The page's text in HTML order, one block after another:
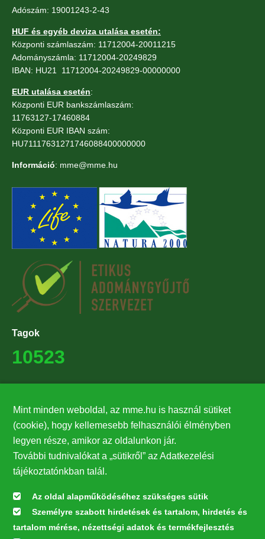
Adószám: 19001243-2-43
HUF és egyéb deviza utalása esetén:
Központi számlaszám: 11712004-20011215
Adományszámla: 11712004-20249829
IBAN: HU21 11712004-20249829-00000000
EUR utalása esetén:
Központi EUR bankszámlaszám:
11763127-17460884
Központi EUR IBAN szám:
HU71117631271746088400000000
Információ: mme@mme.hu
Tagok
10523
27224
Hírlevél feliratkozás
Értesüljön elsőként legfrissebb híreinkről, eseményeinkről!
Feliratkozás
Mint minden weboldal, az mme.hu is használ sütiket
(cookie), hogy kellemesebb felhasználói élményben
legyen része, amikor az oldalunkon jár.
További tudnivalókat a „sütikről” az Adatkezelési
tájékoztatónkban talál.
Az oldal alapműködéséhez szükséges sütik
Személyre szabott hirdetések és tartalom, hirdetés és
tartalom mérése, nézettségi adatok és termékfejlesztés